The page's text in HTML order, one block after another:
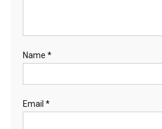
Name *
Email *